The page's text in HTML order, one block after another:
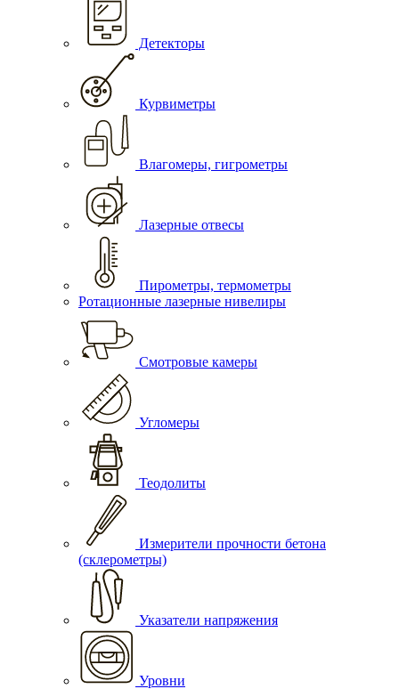
Детекторы
Курвиметры
Влагомеры, гигрометры
Лазерные отвесы
Пирометры, термометры
Ротационные лазерные нивелиры
Смотровые камеры
Угломеры
Теодолиты
Измерители прочности бетона
(склерометры)
Указатели напряжения
Уровни